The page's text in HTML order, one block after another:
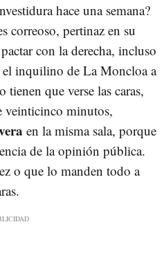
hace una semana?
correoso, pertinaz en su
con la derecha, incluso
el inquilino de La Moncloa a
tienen que verse las caras,
veinticinco minutos,
en la misma sala, porque
de la opinión pública.
o que lo manden todo a